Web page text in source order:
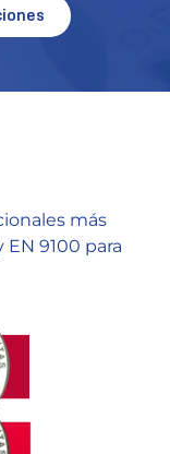
más
EN 9100 para